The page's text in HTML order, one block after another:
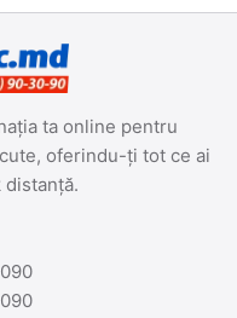
ta online pentru
oferindu-ți tot ce ai
distanță.